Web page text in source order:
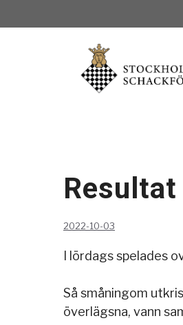
till
2022-10-03
I lördags spelades
Så småningom
överlägsna, vann